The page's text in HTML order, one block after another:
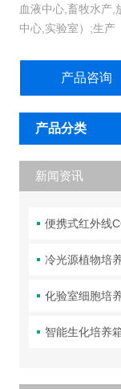
血液中心,畜牧水产,
中心,实验室）;生产
产品咨询
产品分类
新闻资讯
便携式红外线
冷光源植物培
化验室细胞培
智能生化培养